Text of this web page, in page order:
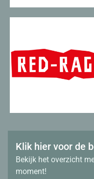
Klik hier voor de
Bekijk het overzicht
moment!